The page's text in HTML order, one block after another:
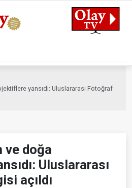
yansıdı: Uluslararası Fotoğraf
ve doğa
Uluslararası
açıldı